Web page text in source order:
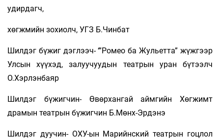
удирдагч,
хөгжмийн зохиолч, УГЗ Б.Чинбат
Шилдэг бүжиг дэглээч- ‘”Ромео ба Жульетта” жүжгээр
Улсын хүүхэд, залуучуудын театрын уран бүтээлч
О.Хэрлэнбаяр
Шилдэг бүжигчин- Өвөрхангай аймгийн Хөгжимт
драмын театрын бүжигчин Б.Мөнх-Эрдэнэ
Шилдэг дуучин- ОХУ-ын Марийнский театрын гоцлол